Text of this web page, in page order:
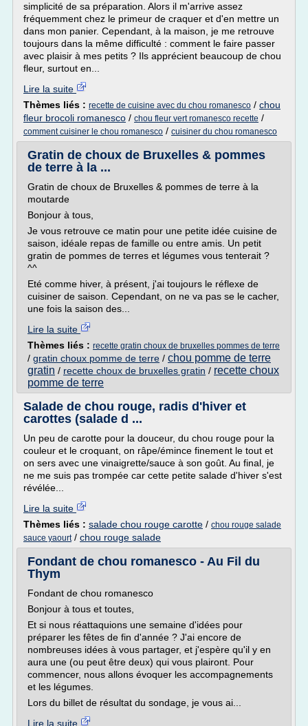
simplicité de sa préparation. Alors il m'arrive assez
fréquemment chez le primeur de craquer et d'en mettre un
dans mon panier. Cependant, à la maison, je me retrouve
toujours dans la même difficulté : comment le faire passer
avec plaisir à mes petits ? Ils apprécient beaucoup de chou
fleur, surtout en...
Lire la suite
Thèmes liés : recette de cuisine avec du chou romanesco / chou
fleur brocoli romanesco / chou fleur vert romanesco recette /
comment cuisiner le chou romanesco / cuisiner du chou romanesco
Gratin de choux de Bruxelles & pommes
de terre à la ...
Gratin de choux de Bruxelles & pommes de terre à la
moutarde
Bonjour à tous,
Je vous retrouve ce matin pour une petite idée cuisine de
saison, idéale repas de famille ou entre amis. Un petit
gratin de pommes de terres et légumes vous tenterait ?
^^
Eté comme hiver, à présent, j'ai toujours le réflexe de
cuisiner de saison. Cependant, on ne va pas se le cacher,
une fois la saison des...
Lire la suite
Thèmes liés : recette gratin choux de bruxelles pommes de terre
/ gratin choux pomme de terre / chou pomme de terre
gratin / recette choux de bruxelles gratin / recette choux
pomme de terre
Salade de chou rouge, radis d'hiver et
carottes (salade d ...
Un peu de carotte pour la douceur, du chou rouge pour la
couleur et le croquant, on râpe/émince finement le tout et
on sers avec une vinaigrette/sauce à son goût. Au final, je
ne me suis pas trompée car cette petite salade d'hiver s'est
révélée...
Lire la suite
Thèmes liés : salade chou rouge carotte / chou rouge salade
sauce yaourt/ chou rouge salade
Fondant de chou romanesco - Au Fil du
Thym
Fondant de chou romanesco
Bonjour à tous et toutes,
Et si nous réattaquions une semaine d'idées pour
préparer les fêtes de fin d'année ? J'ai encore de
nombreuses idées à vous partager, et j'espère qu'il y en
aura une (ou peut être deux) qui vous plairont. Pour
commencer, nous allons évoquer les accompagnements
et les légumes.
Lors du billet de résultat du sondage, je vous ai...
Lire la suite